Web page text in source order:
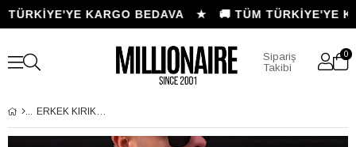
KARGO BEDAVA ★🚚 TÜM TÜRKİYE'YE
Sipariş
Takibi
0
ERKEK KIRIK BEYAZ KREM EKRU 1997 BASKILI 0 SIFIR YAKA OVERSIZE SALAŞ BOL KESIM POLAR SWEATSHIRT